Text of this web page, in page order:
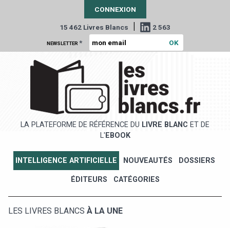
CONNEXION
15 462 Livres Blancs | 2 563
NEWSLETTER *
LA PLATEFORME DE RÉFÉRENCE DU LIVRE BLANC ET DE
L' EBOOK
INTELLIGENCE ARTIFICIELLE NOUVEAUTÉS DOSSIERS
ÉDITEURS CATÉGORIES
LES LIVRES BLANCS À LA UNE